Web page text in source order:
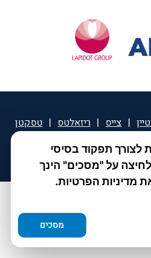
תפקוד בסיסי
על "מסכים" הינך
מדיניות הפרטיות.
מסכים
| צייס | ריזאלטס | טסקטן
| יוטיפרו פלוס | קוקידנט |